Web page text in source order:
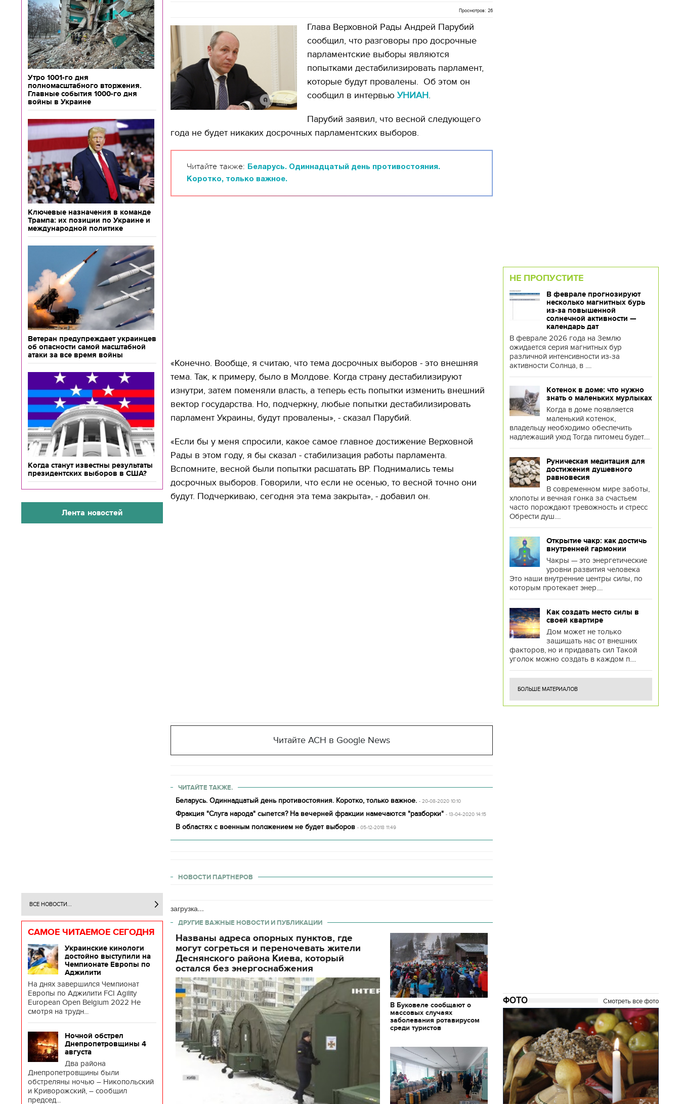
Утро 1001-го дня
полномасштабного вторжения.
Главные события 1000-го дня
войны в Украине
Ключевые назначения в команде
Трампа: их позиции по Украине и
международной политике
Ветеран предупреждает украинцев
об опасности самой масштабной
атаки за все время войны
Когда станут известны результаты
президентских выборов в США?
Лента новостей
ВСЕ НОВОСТИ...
САМОЕ ЧИТАЕМОЕ СЕГОДНЯ
Украинские кинологи
достойно выступили на
Чемпионате Европы по
Аджилити
На днях завершился Чемпионат
Европы по Аджилити FCI Agility
European Open Belgium 2022 Не
смотря на трудн...
Ночной обстрел
Днепропетровщины 4
августа
Два района
Днепропетровщины были
обстреляны ночью – Никопольский
и Криворожский, – сообщил
председ...
Просмотров: 26
Глава Верховной Рады Андрей Парубий
сообщил, что разговоры про досрочные
парламентские выборы являются
попытками дестабилизировать парламент,
которые будут провалены. Об этом он
сообщил в интервью УНИАН.
Парубий заявил, что весной следующего
года не будет никаких досрочных парламентских выборов.
Читайте также:
Беларусь. Одиннадцатый день противостояния.
Коротко, только важное.
«Конечно. Вообще, я считаю, что тема досрочных выборов - это внешняя
тема. Так, к примеру, было в Молдове. Когда страну дестабилизируют
изнутри, затем поменяли власть, а теперь есть попытки изменить внешний
вектор государства. Но, подчеркну, любые попытки дестабилизировать
парламент Украины, будут провалены», - сказал Парубий.
«Если бы у меня спросили, какое самое главное достижение Верховной
Рады в этом году, я бы сказал - стабилизация работы парламента.
Вспомните, весной были попытки расшатать ВР. Поднимались темы
досрочных выборов. Говорили, что если не осенью, то весной точно они
будут. Подчеркиваю, сегодня эта тема закрыта», - добавил он.
Читайте АСН в Google News
ЧИТАЙТЕ ТАКЖЕ.
Беларусь. Одиннадцатый день противостояния. Коротко, только важное. - 20-08-2020 10:10
Фракция "Слуга народа" сыпется? На вечерней фракции намечаются "разборки" - 13-04-2020 14:15
В областях с военным положением не будет выборов - 05-12-2018 11:49
НОВОСТИ ПАРТНЕРОВ
загрузка...
ДРУГИЕ ВАЖНЫЕ НОВОСТИ И ПУБЛИКАЦИИ
Названы адреса опорных пунктов, где
могут согреться и переночевать жители
Деснянского района Киева, который
остался без энергоснабжения
В Буковеле сообщают о
массовых случаях
заболевания ротавирусом
среди туристов
НЕ ПРОПУСТИТЕ
В феврале прогнозируют
несколько магнитных бурь
из-за повышенной
солнечной активности —
календарь дат
В феврале 2026 года на Землю
ожидается серия магнитных бур
различной интенсивности из-за
активности Солнца, в ....
Котенок в доме: что нужно
знать о маленьких мурлыках
Когда в доме появляется
маленький котенок,
владельцу необходимо обеспечить
надлежащий уход Тогда питомец будет....
Руническая медитация для
достижения душевного
равновесия
В современном мире заботы,
хлопоты и вечная гонка за счастьем
часто порождают тревожность и стресс
Обрести душ....
Открытие чакр: как достичь
внутренней гармонии
Чакры — это энергетические
уровни развития человека
Это наши внутренние центры силы, по
которым протекает энер....
Как создать место силы в
своей квартире
Дом может не только
защищать нас от внешних
факторов, но и придавать сил Такой
уголок можно создать в каждом п....
БОЛЬШЕ МАТЕРИАЛОВ
ФОТО Смотреть все фото